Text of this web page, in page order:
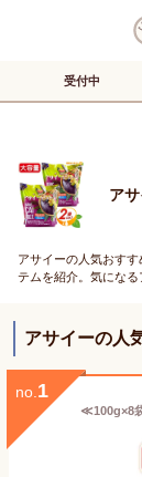
受付中
ア
アサイーの人気おす
テムを紹介。気になる
アサイーの人
no. 1